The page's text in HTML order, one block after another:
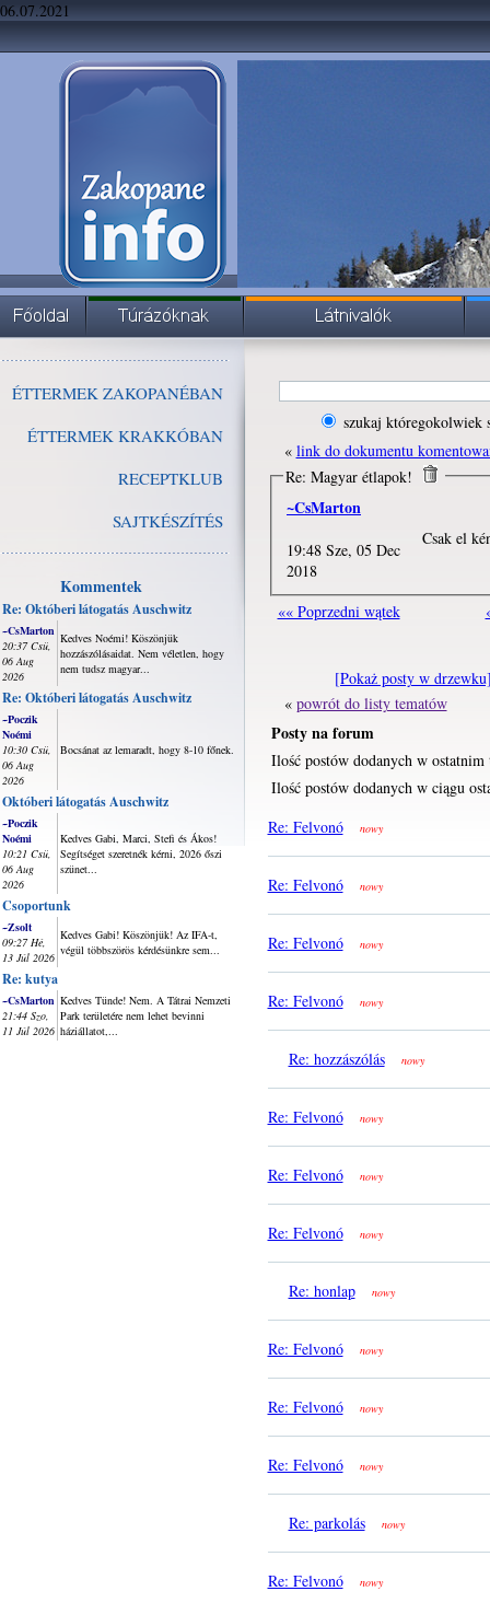
06.07.2021
ÉTTERMEK ZAKOPANÉBAN
ÉTTERMEK KRAKKÓBAN
RECEPTKLUB
SAJTKÉSZÍTÉS
Kommentek
Re: Októberi látogatás Auschwitz
~CsMarton
20:37 Csü,
06 Aug
2026
Kedves Noémi! Köszönjük
hozzászólásaidat. Nem véletlen, hogy
nem tudsz magyar...
Re: Októberi látogatás Auschwitz
~Poczik
Noémi
10:30 Csü,
06 Aug
2026
Bocsánat az lemaradt, hogy 8-10 főnek.
Októberi látogatás Auschwitz
~Poczik
Noémi
10:21 Csü,
06 Aug
2026
Kedves Gabi, Marci, Stefi és Ákos!
Segítséget szeretnék kérni, 2026 őszi
szünet...
Csoportunk
~Zsolt
09:27 Hé,
13 Júl 2026
Kedves Gabi! Köszönjük! Az IFA-t,
végül többszörös kérdésünkre sem...
Re: kutya
~CsMarton
21:44 Szo,
11 Júl 2026
Kedves Tünde! Nem. A Tátrai Nemzeti
Park területére nem lehet bevinni
háziállatot,...
szukaj któregokolwiek
« link do dokumentu
Re: Magyar étlapok!
~CsMarton
19:48 Sze, 05 Dec
2018
Csak el
«« Poprzedni wątek
[Pokaż posty w
« powrót do listy tematów
Posty na forum
Ilość postów dodanych w ostatnim
Ilość postów dodanych w ciągu
Re: Felvonó
nowy
Re: Felvonó nowy
Re: Felvonó nowy
Re: Felvonó nowy
Re: hozzászólás nowy
Re: Felvonó nowy
Re: Felvonó nowy
Re: Felvonó nowy
Re: honlap nowy
Re: Felvonó nowy
Re: Felvonó nowy
Re: Felvonó nowy
Re: parkolás nowy
Re: Felvonó nowy